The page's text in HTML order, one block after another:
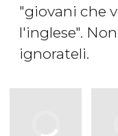
"giovani che
l'inglese".
ignorateli.